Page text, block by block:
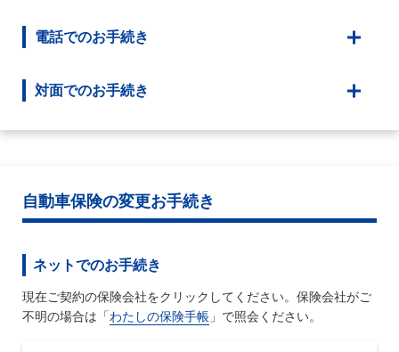
電話でのお手続き
対面でのお手続き
自動車保険の変更お手続き
ネットでのお手続き
現在ご契約の保険会社をクリックしてください。保険会社がご
不明の場合は「わたしの保険手帳 」で照会ください。